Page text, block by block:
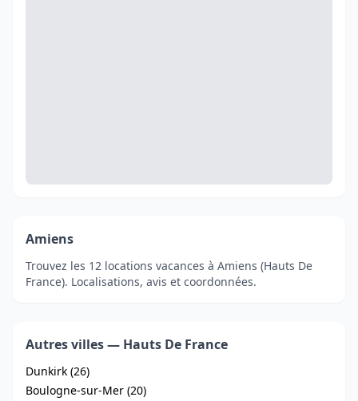
Amiens
Trouvez les 12 locations vacances à Amiens (Hauts De
France). Localisations, avis et coordonnées.
Autres villes — Hauts De France
Dunkirk (26)
Boulogne-sur-Mer (20)